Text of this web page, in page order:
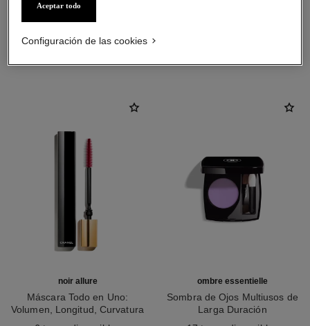
noir allure
Máscara Todo en Uno:
Volumen, Longitud, Curvatura
ombre essentielle
Sombra de Ojos Multiusos de
Larga Duración
Aceptar todo
Configuración de las cookies